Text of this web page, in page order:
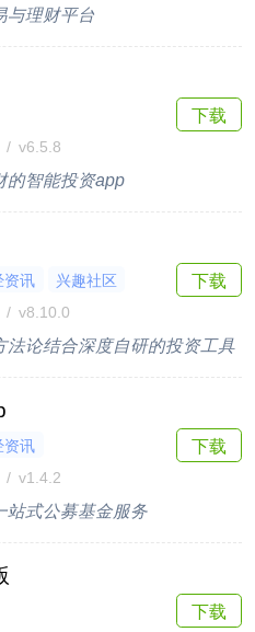
与理财平台
/ v6.5.8
的智能投资app
下载
资讯
兴趣社区
/ v8.10.0
法论结合深度自研的投资工具
下载
资讯
/ v1.4.2
站式公募基金服务
下载
下载